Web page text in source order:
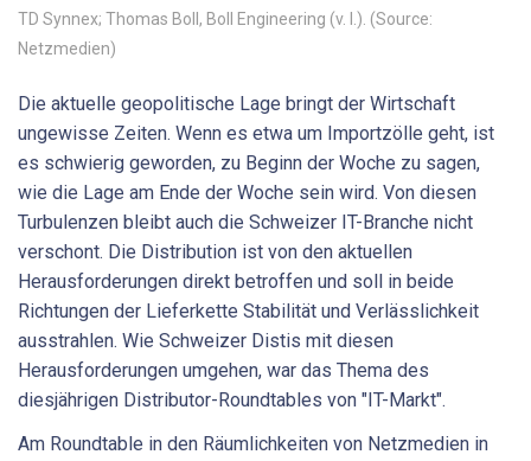
TD Synnex; Thomas Boll, Boll Engineering (v. l.). (Source:
Netzmedien)
Die aktuelle geopolitische Lage bringt der Wirtschaft
ungewisse Zeiten. Wenn es etwa um Importzölle geht, ist
es schwierig geworden, zu Beginn der Woche zu sagen,
wie die Lage am Ende der Woche sein wird. Von diesen
Turbulenzen bleibt auch die Schweizer IT-Branche nicht
verschont. Die Distribution ist von den aktuellen
Herausforderungen direkt betroffen und soll in beide
Richtungen der Lieferkette Stabilität und Verlässlichkeit
ausstrahlen. Wie Schweizer Distis mit diesen
Herausforderungen umgehen, war das Thema des
diesjährigen Distributor-Roundtables von "IT-Markt".
Am Roundtable in den Räumlichkeiten von Netzmedien in